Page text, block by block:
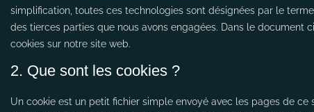
simplification, toutes ces technologies sont désignées par le
des tierces parties que nous avons engagées. Dans le document
cookies sur notre site web.
2. Que sont les cookies ?
Un cookie est un petit fichier simple envoyé avec les pages de